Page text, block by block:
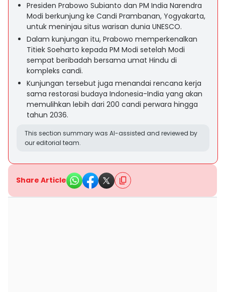
Presiden Prabowo Subianto dan PM India Narendra
Modi berkunjung ke Candi Prambanan, Yogyakarta,
untuk meninjau situs warisan dunia UNESCO.
Dalam kunjungan itu, Prabowo memperkenalkan
Titiek Soeharto kepada PM Modi setelah Modi
sempat beribadah bersama umat Hindu di
kompleks candi.
Kunjungan tersebut juga menandai rencana kerja
sama restorasi budaya Indonesia-India yang akan
memulihkan lebih dari 200 candi perwara hingga
tahun 2036.
This section summary was AI-assisted and reviewed by
our editorial team.
Share Article